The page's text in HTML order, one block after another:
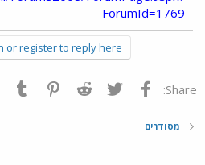
ForumId=1769
or register to reply here.
Share: פייסבוק Twitter
Reddit
מסודרים